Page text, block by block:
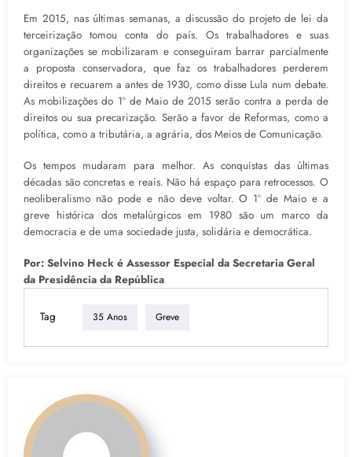
Em 2015, nas últimas semanas, a discussão do projeto de lei da
terceirização tomou conta do país. Os trabalhadores e suas
organizações se mobilizaram e conseguiram barrar parcialmente
a proposta conservadora, que faz os trabalhadores perderem
direitos e recuarem a antes de 1930, como disse Lula num debate.
As mobilizações do 1º de Maio de 2015 serão contra a perda de
direitos ou sua precarização. Serão a favor de Reformas, como a
política, como a tributária, a agrária, dos Meios de Comunicação.
Os tempos mudaram para melhor. As conquistas das últimas
décadas são concretas e reais. Não há espaço para retrocessos. O
neoliberalismo não pode e não deve voltar. O 1º de Maio e a
greve histórica dos metalúrgicos em 1980 são um marco da
democracia e de uma sociedade justa, solidária e democrática.
Por: Selvino Heck é Assessor Especial da Secretaria Geral
da Presidência da República
Tag 35 Anos Greve